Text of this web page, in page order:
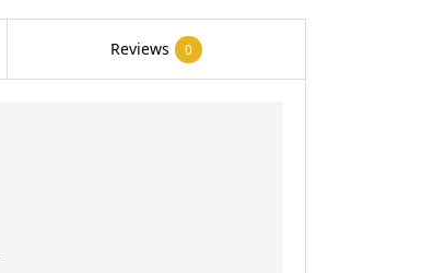
タ
付
Reviews 0